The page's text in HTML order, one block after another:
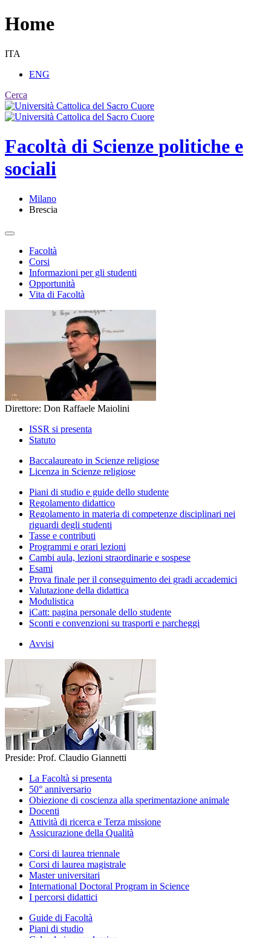
Home
ITA
ENG
Cerca
Facoltà di Scienze politiche e
sociali
Milano
Brescia
Facoltà
Corsi
Informazioni per gli studenti
Opportunità
Vita di Facoltà
Direttore: Don Raffaele Maiolini
ISSR si presenta
Statuto
Baccalaureato in Scienze religiose
Licenza in Scienze religiose
Piani di studio e guide dello studente
Regolamento didattico
Regolamento in materia di competenze disciplinari nei
riguardi degli studenti
Tasse e contributi
Programmi e orari lezioni
Cambi aula, lezioni straordinarie e sospese
Esami
Prova finale per il conseguimento dei gradi accademici
Valutazione della didattica
Modulistica
iCatt: pagina personale dello studente
Sconti e convenzioni su trasporti e parcheggi
Avvisi
Preside: Prof. Claudio Giannetti
La Facoltà si presenta
50° anniversario
Obiezione di coscienza alla sperimentazione animale
Docenti
Attività di ricerca e Terza missione
Assicurazione della Qualità
Corsi di laurea triennale
Corsi di laurea magistrale
Master universitari
International Doctoral Program in Science
I percorsi didattici
Guide di Facoltà
Piani di studio